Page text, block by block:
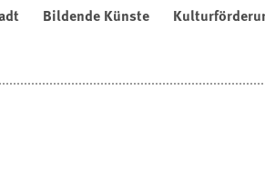
Bildende Künste